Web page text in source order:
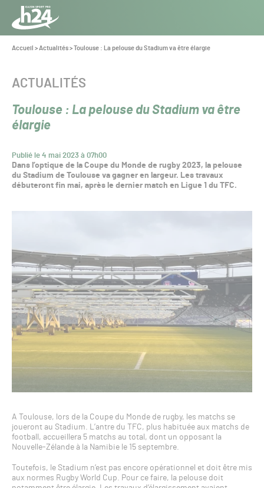
Panneau de gestion des cookies
Aller au contenu
Toute
l’info
Pro
Vous
Accueil >Actualités>Toulouse : La pelouse du Stadium va être élargie
Toulouse : La pelouse du Stadium va être
élargie
Publié le 4 mai 2023 à 07h00
CATÉGORIE :
ACTUALITÉS
Dans l’optique de la Coupe du Monde de rugby 2023, la pelouse
du Stadium de Toulouse va gagner en largeur. Les travaux
débuteront fin mai, après le dernier match en Ligue 1 du TFC.
A Toulouse, lors de la Coupe du Monde de rugby, les matchs se
joueront au Stadium. L’antre du TFC, plus habituée aux matchs de
football, accueillera 5 matchs au total, dont un opposant la
Nouvelle-Zélande à la Namibie le 15 septembre.
Toutefois, le Stadium n’est pas encore opérationnel et doit être mis
aux normes Rugby World Cup. Pour ce faire, la pelouse doit